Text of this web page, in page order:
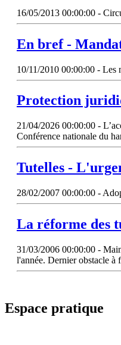
16/05/2013 00:00:00 -
En bref -
10/11/2010 00:00:00 - Les
Protection
21/04/2026 00:00:00 -
Conférence nationale du
Tutelles -
28/02/2007 00:00:00 -
La réforme des
31/03/2006 00:00:00 -
l'année. Dernier obstacle à
Espace pratique